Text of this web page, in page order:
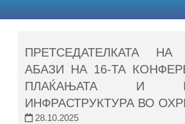
ПРЕТСЕДАТЕЛКАТА
АБАЗИ НА 16-ТА
ПЛАЌАЊАТА И
ИНФРАСТРУКТУРА ВО
28.10.2025